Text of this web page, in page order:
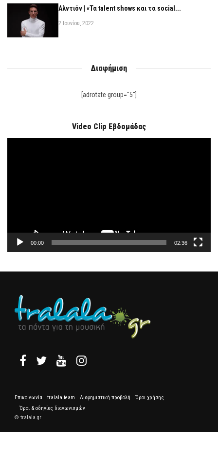
Αλντιόν | «Τα talent shows και τα social...
2 Ιουνίου, 2022
Διαφήμιση
[adrotate group="5"]
Video Clip Εβδομάδας
00:00 02:36
Επικοινωνία tralala team Διαφημιστική προβολή
Όροι χρήσης
Όροι & οδηγίες διαγωνισμών
© tralala.gr